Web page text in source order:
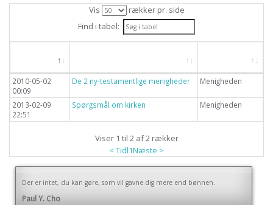
Vis
rækker pr. side
Find i tabel:
2010-05-02
00:09
De 2 ny-testamentlige menigheder Menigheden
2013-02-09
22:51
Spørgsmål om kirken Menigheden
Viser 1 til 2 af 2 rækker
< Tidl1Næste >
Der er intet, du kan gøre, som vil gavne dig mere end bønnen.
Paul Y. Cho